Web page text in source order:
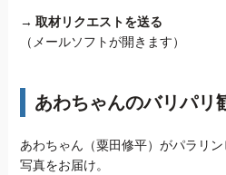
→ 取材リクエストを送る
（メールソフトが開きます）
あわちゃんのバリパリ
あわちゃん（粟田修平）がパラリ
写真をお届け。